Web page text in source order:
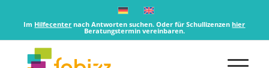
Im Hilfecenter nach Antworten suchen. Oder für Schullizenzenhier
Beratungstermin vereinbaren.